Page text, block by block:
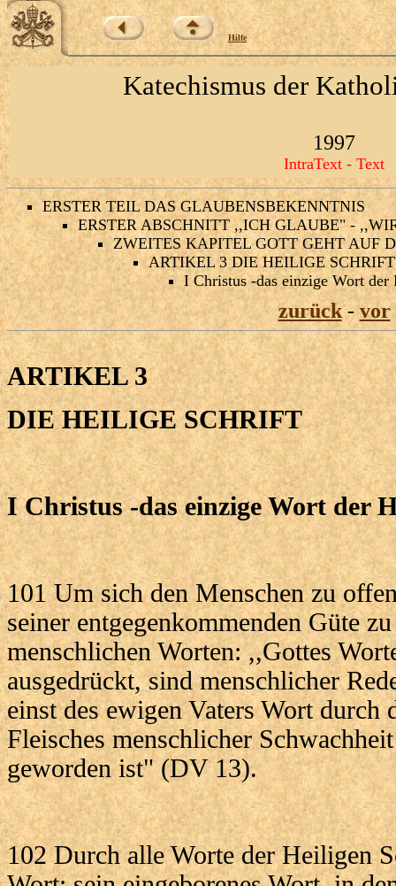
Hilfe
Katechismus der
1997
IntraText - Text
ERSTER TEIL DAS GLAUBENSBEKENNTNIS
ERSTER ABSCHNITT ,,ICH GLAUBE" -
ZWEITES KAPITEL GOTT GEHT AUF
ARTIKEL 3 DIE HEILIGE SCHRIFT
I Christus -das einzige Wort
zurück-vor
ARTIKEL 3
DIE HEILIGE SCHRIFT
I Christus -das einzige Wort der
101 Um sich den Menschen zu
seiner entgegenkommenden Güte
menschlichen Worten: ,,Gottes
ausgedrückt, sind menschlicher
einst des ewigen Vaters Wort durch
Fleisches menschlicher
geworden ist" (DV 13).
102 Durch alle Worte der Heiligen